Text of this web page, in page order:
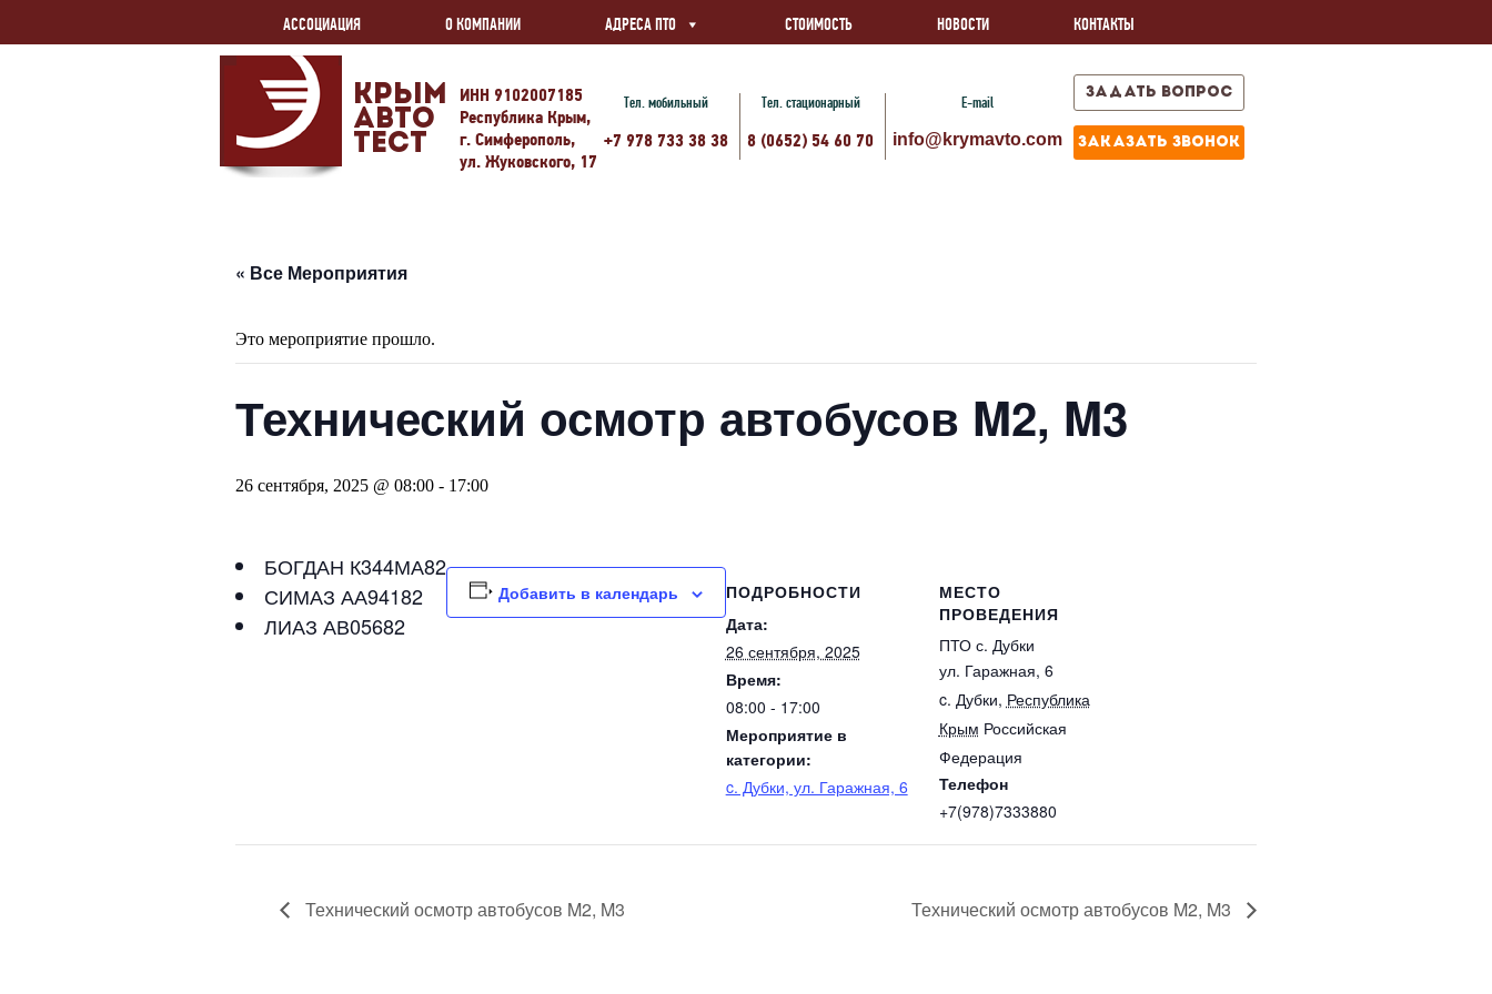
АССОЦИАЦИЯ О КОМПАНИИ АДРЕСА ПТО СТОИМОСТЬ НОВОСТИ КОНТАКТЫ
Крым
Авто
Тест
ИНН 9102007185
Республика Крым,
г. Симферополь,
ул. Жуковского, 17
Тел. мобильный
+7 978 733 38 38
Тел. стационарный
8 (0652) 54 60 70
E-mail
info@krymavto.com
задать вопрос
заказать звонок
« Все Мероприятия
Это мероприятие прошло.
Технический осмотр автобусов M2, M3
26 сентября, 2025 @ 08:00 - 17:00
БОГДАН К344МА82
СИМАЗ АА94182
ЛИАЗ АВ05682
Добавить в календарь
ПОДРОБНОСТИ
Дата:
26 сентября, 2025
Время:
08:00 - 17:00
Мероприятие в
категории:
c. Дубки, ул. Гаражная, 6
МЕСТО
ПРОВЕДЕНИЯ
ПТО с. Дубки
ул. Гаражная, 6
c. Дубки, Республика
Крым Российская
Федерация
Телефон
+7(978)7333880
Технический осмотр автобусов M2, M3 Технический осмотр автобусов M2, M3